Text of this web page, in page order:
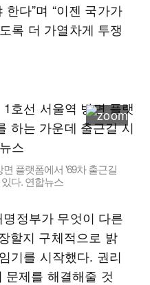
다”며 “이젠 국가가
록 더 가열차게 투쟁
플랫폼에서 '69차 출근길
다. 연합뉴스
정부가 무엇이 다른
할지 구체적으로 밝
기를 시작했다. 권리
제를 해결해줄 것